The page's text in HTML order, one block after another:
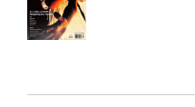
CONTACT